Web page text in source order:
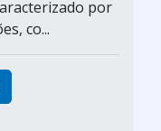
por
co...